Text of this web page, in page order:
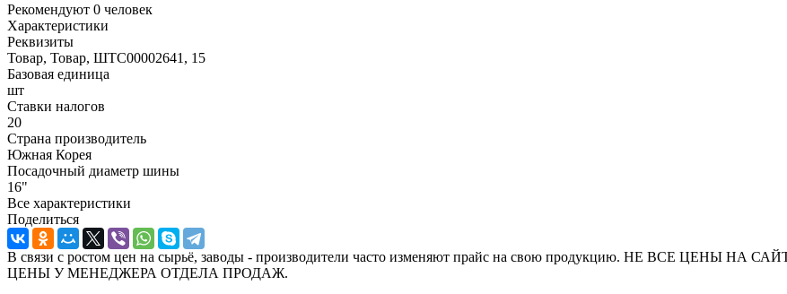
Рекомендуют 0 человек
Характеристики
Реквизиты
Товар, Товар, ШТС00002641, 15
Базовая единица
шт
Ставки налогов
20
Страна производитель
Южная Корея
Посадочный диаметр шины
16"
Все характеристики
Поделиться
В связи с ростом цен на сырьё, заводы - производители часто изменяют прайс на свою продукцию. НЕ ВСЕ
ЦЕНЫ У МЕНЕДЖЕРА ОТДЕЛА ПРОДАЖ.